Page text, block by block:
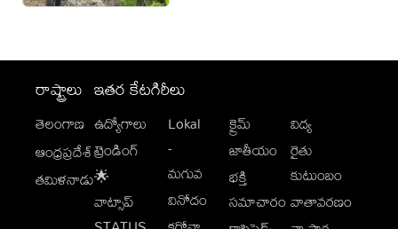
రాష్ట్రాలు
తెలంగాణ
ఆంధ్రప్రదేశ్
తమిళనాడు
ఇతర కేటగిరీలు
ఉద్యోగాలు
ట్రెండింగ్
🌟
వాట్సాప్
Lokal
-
మగువ
వినోదం
క్రైమ్
జాతీయం
భక్తి
సమాచారం
విద్య
రైతు
కుటుంబం
వాతావరణం